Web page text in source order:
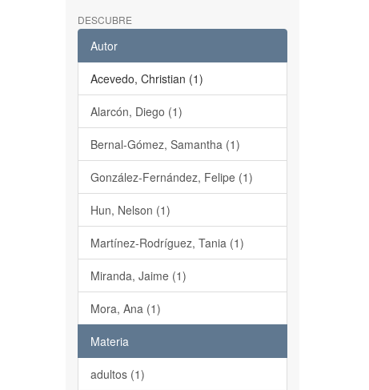
DESCUBRE
Autor
Acevedo, Christian (1)
Alarcón, Diego (1)
Bernal-Gómez, Samantha (1)
González-Fernández, Felipe (1)
Hun, Nelson (1)
Martínez-Rodríguez, Tania (1)
Miranda, Jaime (1)
Mora, Ana (1)
Materia
adultos (1)